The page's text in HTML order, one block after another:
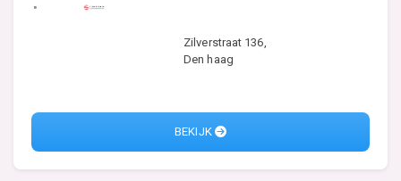
Zilverstraat 136,
Den haag
BEKIJK